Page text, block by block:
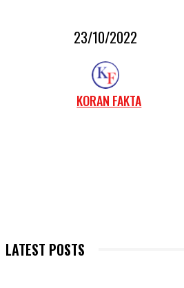
23/10/2022
KORAN FAKTA
LATEST POSTS